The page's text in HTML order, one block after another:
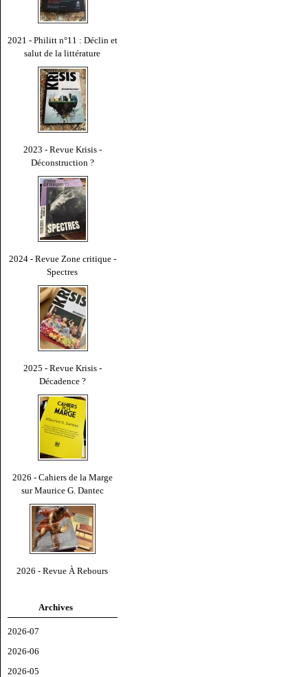
2021 - Philitt n°11 : Déclin et
salut de la littérature
2023 - Revue Krisis -
Déconstruction ?
2024 - Revue Zone critique -
Spectres
2025 - Revue Krisis -
Décadence ?
2026 - Cahiers de la Marge
sur Maurice G. Dantec
2026 - Revue À Rebours
Archives
2026-07
2026-06
2026-05